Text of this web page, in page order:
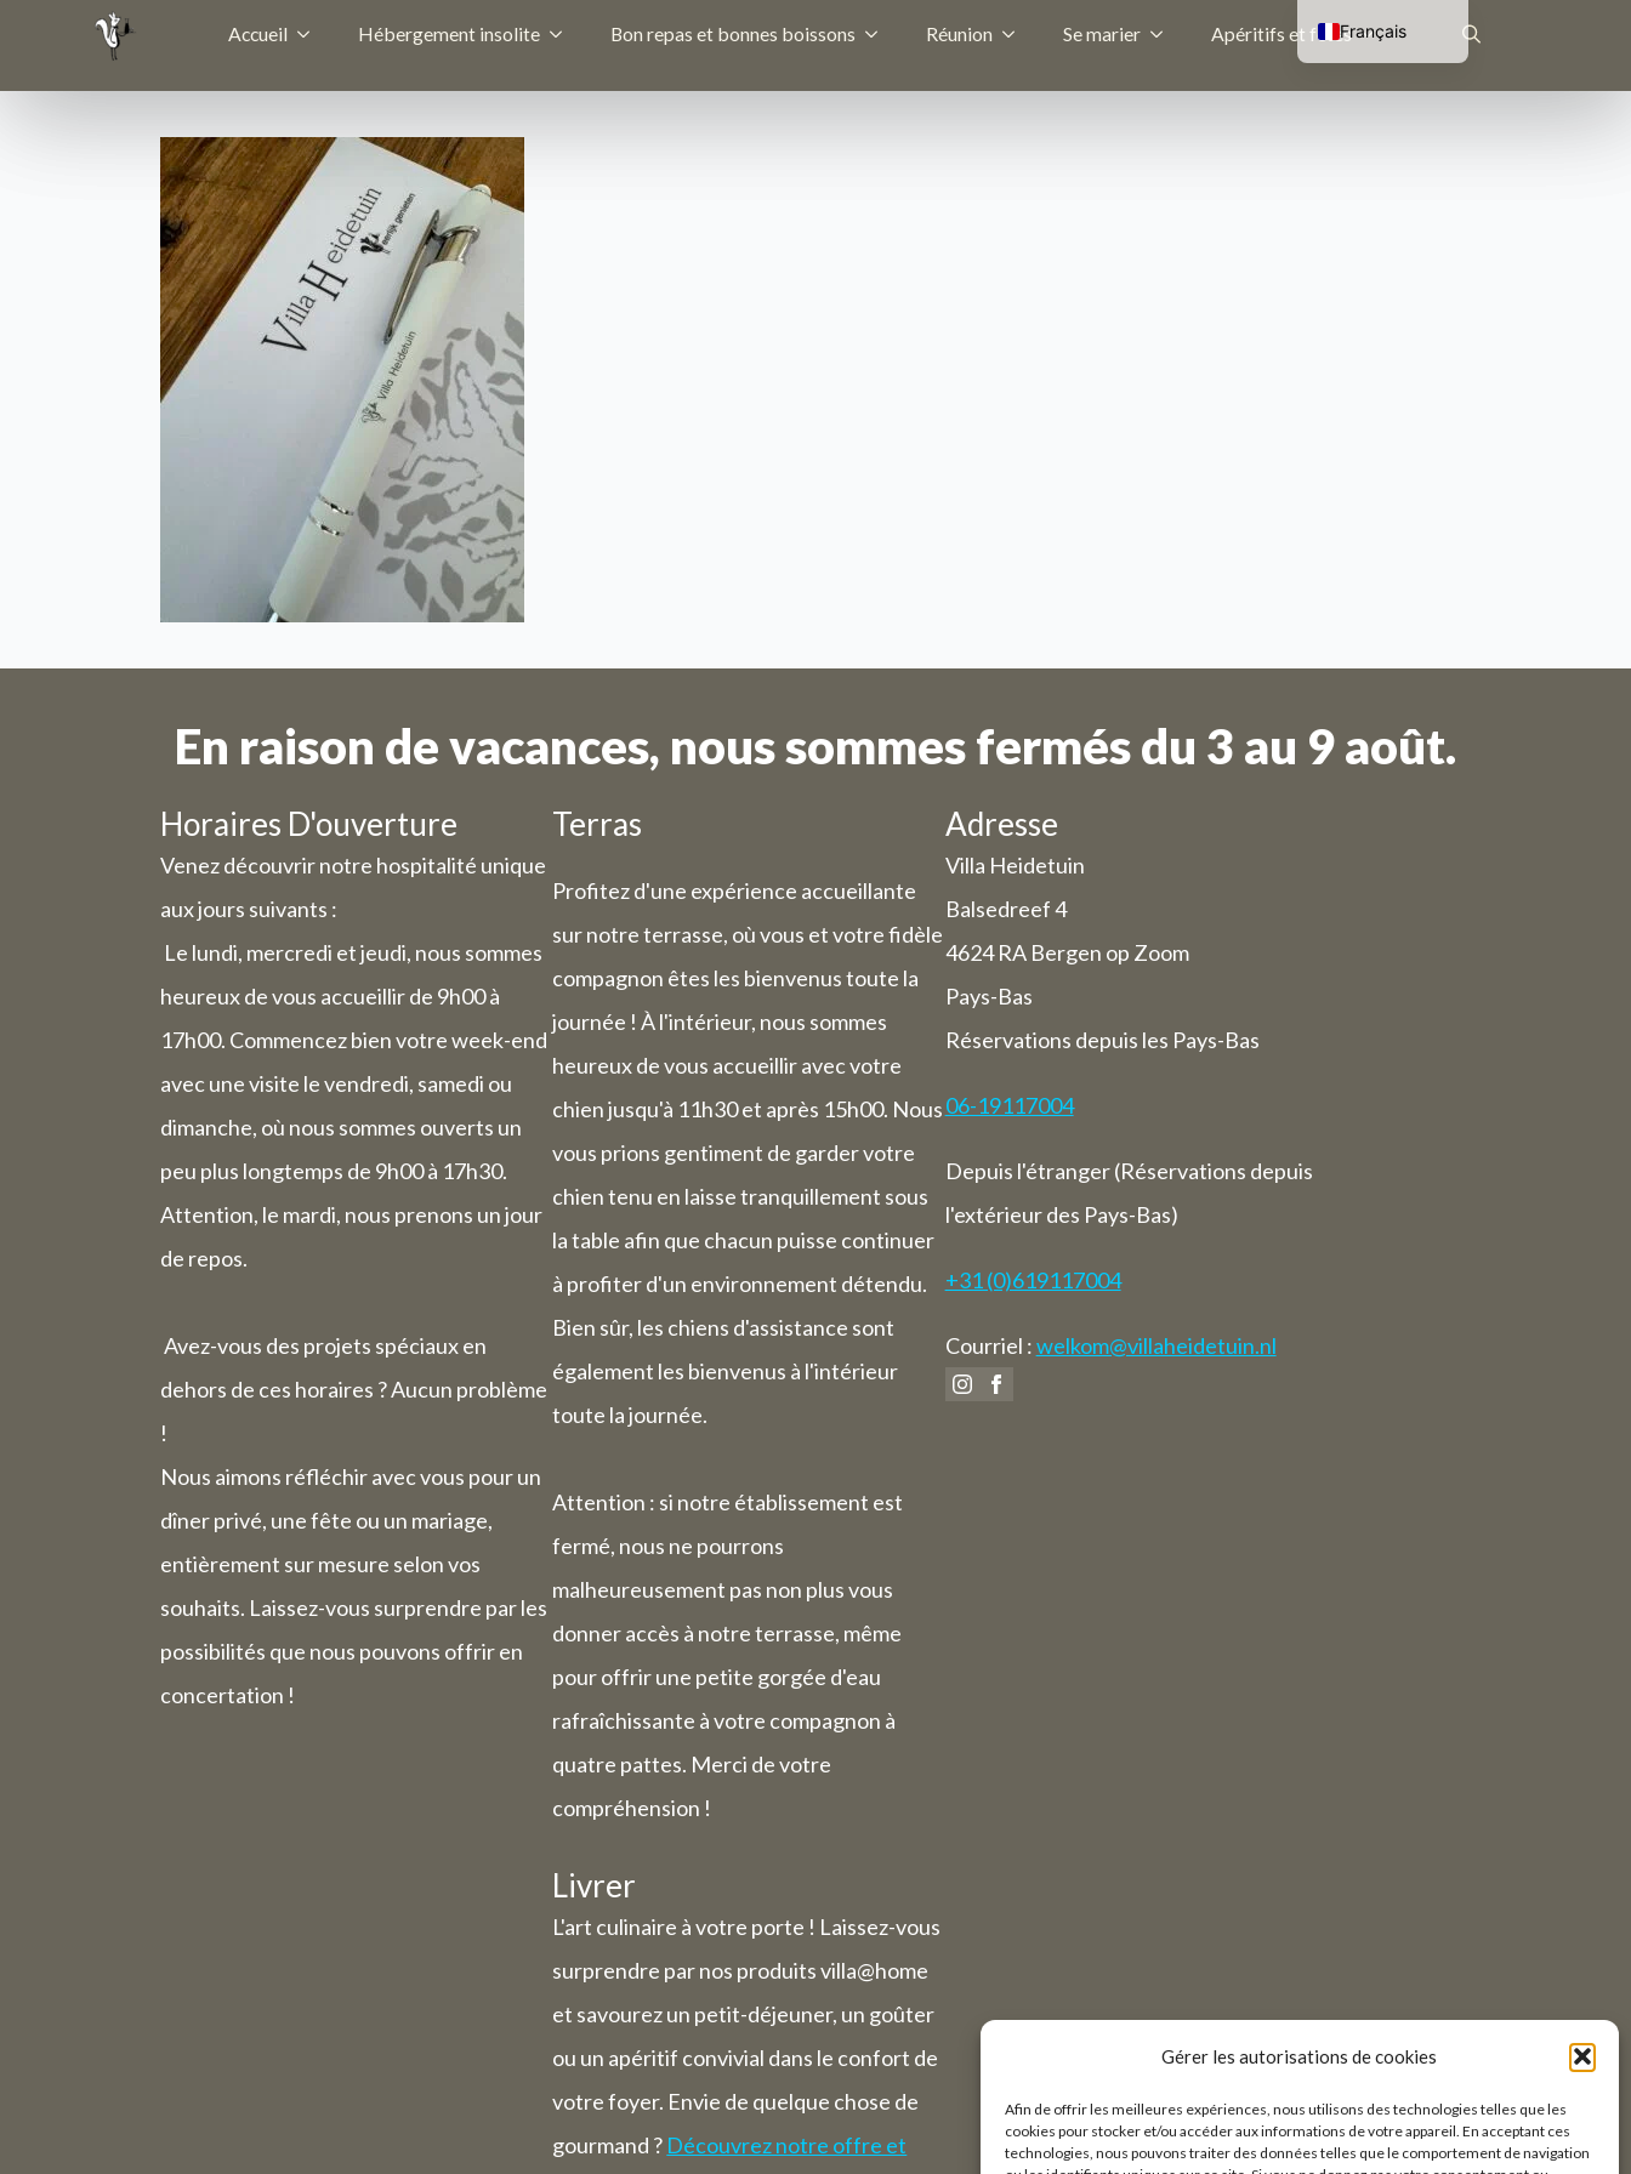
Gérer les autorisations de cookies
Afin de offrir les meilleures expériences, nous utilisons des technologies telles que les
cookies pour stocker et/ou accéder aux informations de votre appareil. En acceptant ces
technologies, nous pouvons traiter des données telles que le comportement de navigation
Accueil Hébergement insolite Bon repas et bonnes boissons Réunion Se marier Apéritifs et fêtes
Rechercher
En raison de vacances, nous sommes fermés du 3 au 9 août.
Horaires D'ouverture
Venez découvrir notre hospitalité unique
aux jours suivants :
Le lundi, mercredi et jeudi, nous sommes
heureux de vous accueillir de 9h00 à
17h00. Commencez bien votre week-end
avec une visite le vendredi, samedi ou
dimanche, où nous sommes ouverts un
peu plus longtemps de 9h00 à 17h30.
Attention, le mardi, nous prenons un jour
de repos.
Avez-vous des projets spéciaux en
dehors de ces horaires ? Aucun problème
!
Nous aimons réfléchir avec vous pour un
dîner privé, une fête ou un mariage,
entièrement sur mesure selon vos
souhaits. Laissez-vous surprendre par les
possibilités que nous pouvons offrir en
concertation !
Terras
Profitez d'une expérience accueillante
sur notre terrasse, où vous et votre fidèle
compagnon êtes les bienvenus toute la
journée ! À l'intérieur, nous sommes
heureux de vous accueillir avec votre
chien jusqu'à 11h30 et après 15h00. Nous
vous prions gentiment de garder votre
chien tenu en laisse tranquillement sous
la table afin que chacun puisse continuer
à profiter d'un environnement détendu.
Bien sûr, les chiens d'assistance sont
également les bienvenus à l'intérieur
toute la journée.
Attention : si notre établissement est
fermé, nous ne pourrons
malheureusement pas non plus vous
donner accès à notre terrasse, même
pour offrir une petite gorgée d'eau
rafraîchissante à votre compagnon à
quatre pattes. Merci de votre
compréhension !
Livrer
L'art culinaire à votre porte ! Laissez-vous
surprendre par nos produits villa@home
et savourez un petit-déjeuner, un goûter
ou un apéritif convivial dans le confort de
votre foyer. Envie de quelque chose de
gourmand ? Découvrez notre offre et
Adresse
Villa Heidetuin
Balsedreef 4
4624 RA Bergen op Zoom
Pays-Bas
Réservations depuis les Pays-Bas
06-19117004
Depuis l'étranger (Réservations depuis
l'extérieur des Pays-Bas)
+31 (0)619117004
Courriel :welkom@villaheidetuin.nl
Français
Nederlands